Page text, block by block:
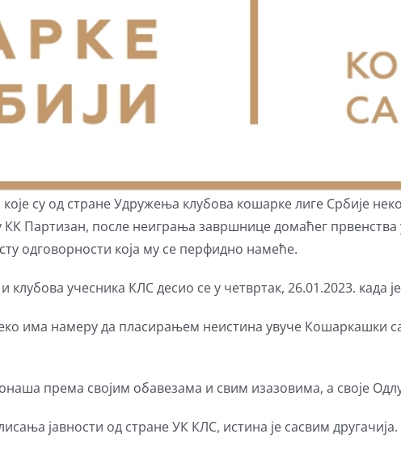
су од стране Удружења клубова кошарке лиге Србије
КК Партизан, после неиграња завршнице домаћег
одговорности која му се перфидно намеће.
учесника КЛС десио се у четвртак, 26.01.2023. када
има намеру да пласирањем неистина увуче Кошаркашки
према својим обавезама и свим изазовима, а своје
јавности од стране УК КЛС, истина је сасвим другачија.